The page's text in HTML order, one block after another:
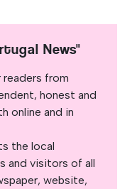
News"
from
honest and
online and in
the local
and visitors of all
website,